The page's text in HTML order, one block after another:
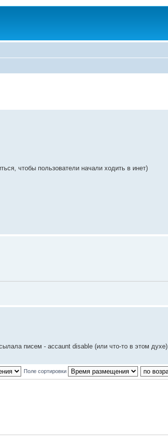
чтобы пользователи начали ходить в инет)
писем - accaunt disable (или что-то в этом духе).
Поле сортировки